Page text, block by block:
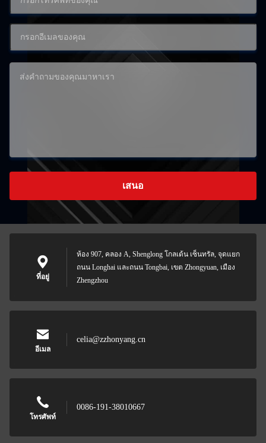
เสนอ
ที่อยู่
ห้อง 907, คลอง A, Shenglong โกลเด้น เซ็นทรัล, จุดแยก
ถนน Longhai และถนน Tongbai, เขต Zhongyuan, เมือง
Zhengzhou
อีเมล
celia@zzhonyang.cn
โทรศัพท์
0086-191-38010667